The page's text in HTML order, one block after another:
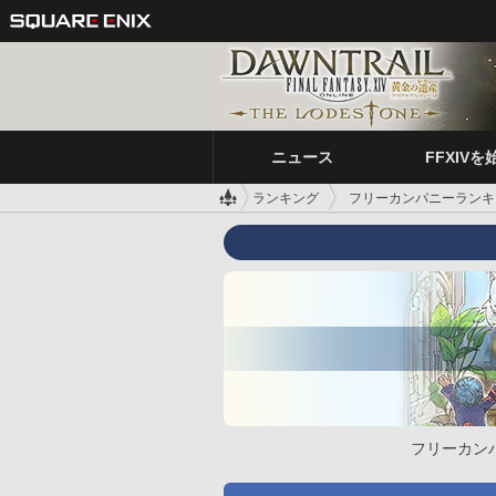
ニュース FFXIVを
ランキング フリーカンパニーラン
フリーカン